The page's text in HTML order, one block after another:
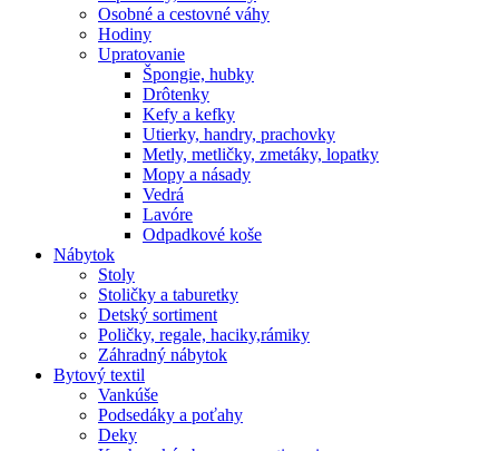
Osobné a cestovné váhy
Hodiny
Upratovanie
Špongie, hubky
Drôtenky
Kefy a kefky
Utierky, handry, prachovky
Metly, metličky, zmetáky, lopatky
Mopy a násady
Vedrá
Lavóre
Odpadkové koše
Nábytok
Stoly
Stoličky a taburetky
Detský sortiment
Poličky, regale, haciky,rámiky
Záhradný nábytok
Bytový textil
Vankúše
Podsedáky a poťahy
Deky